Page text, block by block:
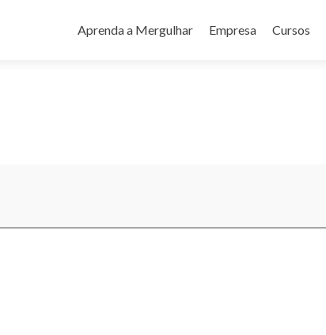
para
Aprenda a Mergulhar Empresa Cursos